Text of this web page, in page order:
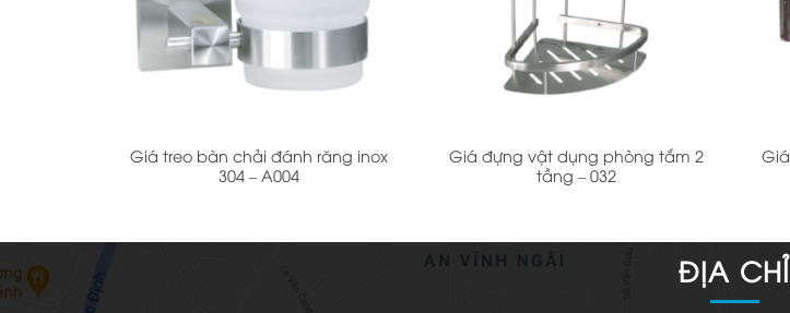
Giá treo bàn chải đánh răng inox
304 – A004
Giá đựng vật dụng phòng tắm 2
tầng – 032
ĐỊA CHỈ